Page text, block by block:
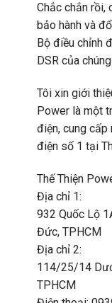
Chắc chắn rồi,
bảo hành và
Bộ điều chỉnh
DSR của
Tôi xin giới
Power là một
điện, cung cấp
điện số 1 tại
Thế Thiện
Địa chỉ 1:
932 Quốc Lộ
Đức, TPHCM
Địa chỉ 2:
114/25/14
TPHCM